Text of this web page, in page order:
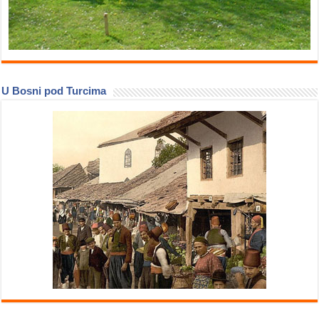
U Bosni pod Turcima